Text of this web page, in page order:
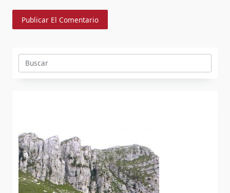
Buscar: